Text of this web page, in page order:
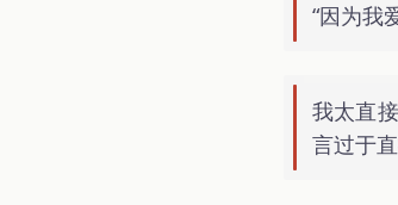
“因为我
我太直
言过于